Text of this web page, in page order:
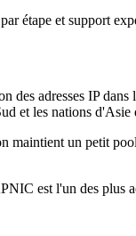
étape et support
adresses IP
et les nations d'Asie
maintient un petit
est l'un des plus